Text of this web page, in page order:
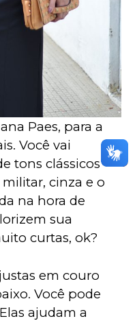
Paes, para a
Você vai
tons clássicos
cinza e o
na hora de
sua
curtas, ok?
em couro
Você pode
ajudam a